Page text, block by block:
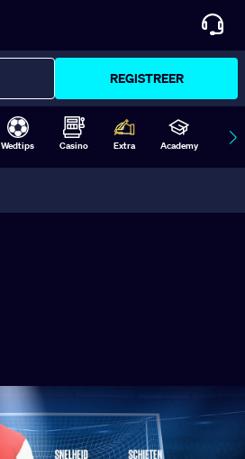
REGISTREER
Wedtips Casino Extra Academy